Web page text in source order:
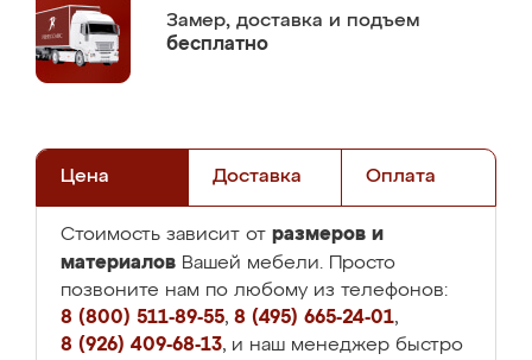
Замер, доставка и подъем
бесплатно
Цена Доставка Оплата
Стоимость зависит от размеров и
материалов Вашей мебели. Просто
позвоните нам по любому из телефонов:
8 (800) 511-89-55, 8 (495) 665-24-01,
8 (926) 409-68-13, и наш менеджер быстро